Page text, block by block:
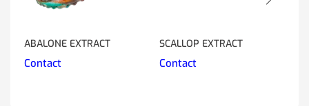
ABALONE EXTRACT
Contact
SCALLOP EXTRACT
Contact